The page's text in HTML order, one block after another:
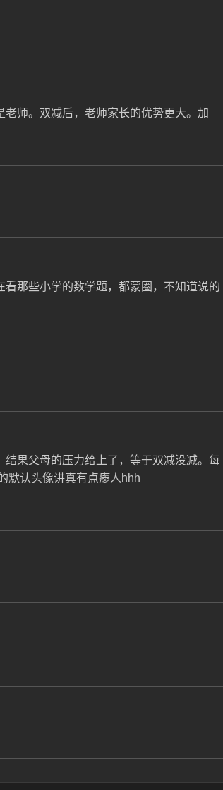
师。双减后，老师家长的优势更大。加
那些小学的数学题，都蒙圈，不知道说的
果父母的压力给上了，等于双减没减。每
默认头像讲真有点瘆人hhh